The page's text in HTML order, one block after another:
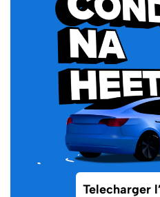
Telecharger